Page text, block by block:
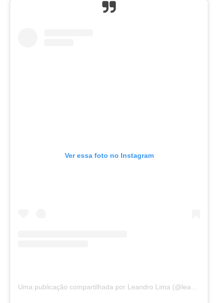
Ver essa foto no Instagram